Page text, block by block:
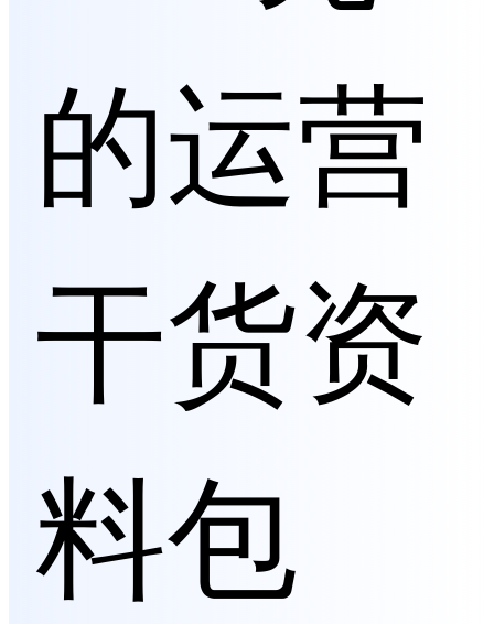
的运营
干货资
料包